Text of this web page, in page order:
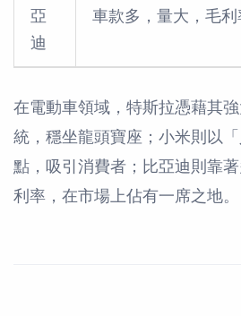
亞
迪
車款多，量大，毛利
在電動車領域，特斯拉憑藉其
統，穩坐龍頭寶座；小米則以
點，吸引消費者；比亞迪則靠
利率，在市場上佔有一席之地。